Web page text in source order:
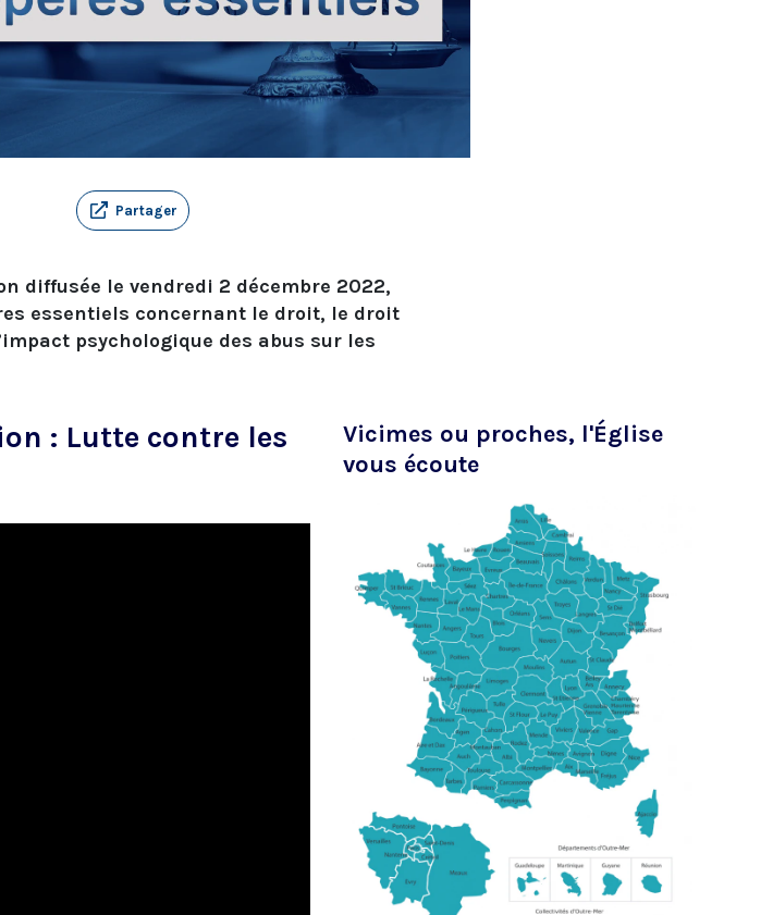
Partager
diffusée le vendredi 2 décembre 2022,
essentiels concernant le droit, le droit
psychologique des abus sur les
: Lutte contre les
Vicimes ou proches, l'Église
vous écoute